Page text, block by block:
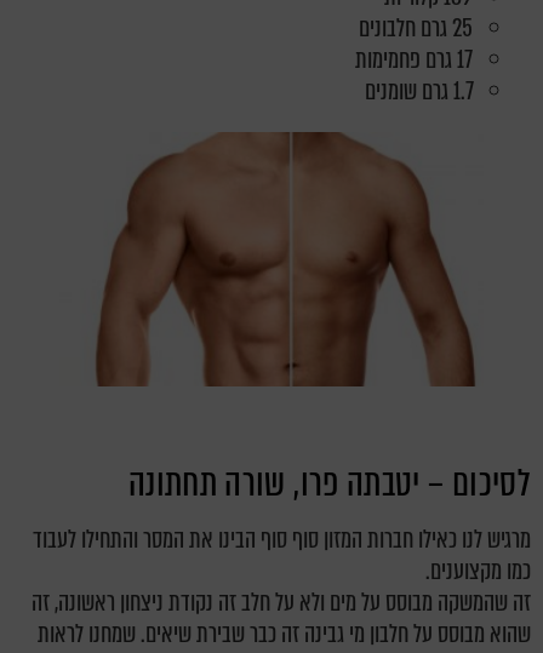
25 גרם חלבונים
17 גרם פחמימות
1.7 גרם שומנים
לסיכום – יטבתה פרו, שורה תחתונה
מרגיש לנו כאילו חברות המזון סוף סוף הבינו את המסר והתחילו לעבוד
כמו מקצוענים.
זה שהמשקה מבוסס על מים ולא על חלב זה נקודת ניצחון ראשונה,זה
שהוא מבוסס על חלבון מי גבינה זה כבר שבירת שיאים. שמחנו לראות